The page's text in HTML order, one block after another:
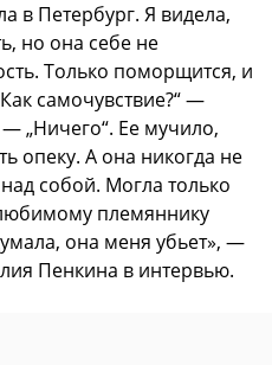
в Петербург. Я видела,
но она себе не
Только поморщится, и
самочувствие?“ —
„Ничего“. Ее мучило,
опеку. А она никогда не
собой. Могла только
племяннику
она меня убьет», —
Пенкина в интервью.